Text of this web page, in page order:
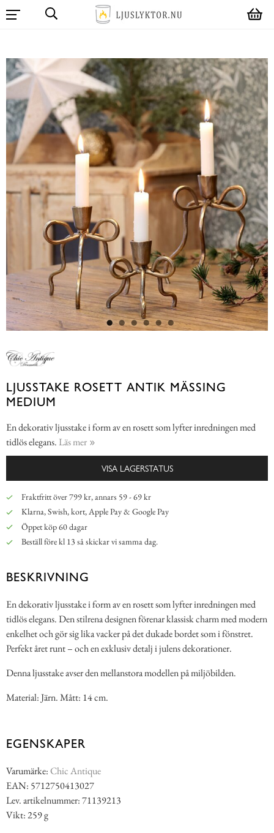
LJUSSTAKE ROSETT ANTIK MÄSSING
MEDIUM
En dekorativ ljusstake i form av en rosett som lyfter inredningen med
tidlös elegans. Läs mer
VISA LAGERSTATUS
Fraktfritt över 799 kr, annars 59 - 69 kr
Klarna, Swish, kort, Apple Pay & Google Pay
Öppet köp 60 dagar
Beställ före kl 13 så skickar vi samma dag.
BESKRIVNING
En dekorativ ljusstake i form av en rosett som lyfter inredningen med
tidlös elegans. Den stilrena designen förenar klassisk charm med modern
enkelhet och gör sig lika vacker på det dukade bordet som i fönstret.
Perfekt året runt – och en exklusiv detalj i julens dekorationer.
Denna ljusstake avser den mellanstora modellen på miljöbilden.
Material: Järn. Mått: 14 cm.
EGENSKAPER
Varumärke:Chic Antique
EAN: 5712750413027
Lev. artikelnummer: 71139213
Vikt: 259 g